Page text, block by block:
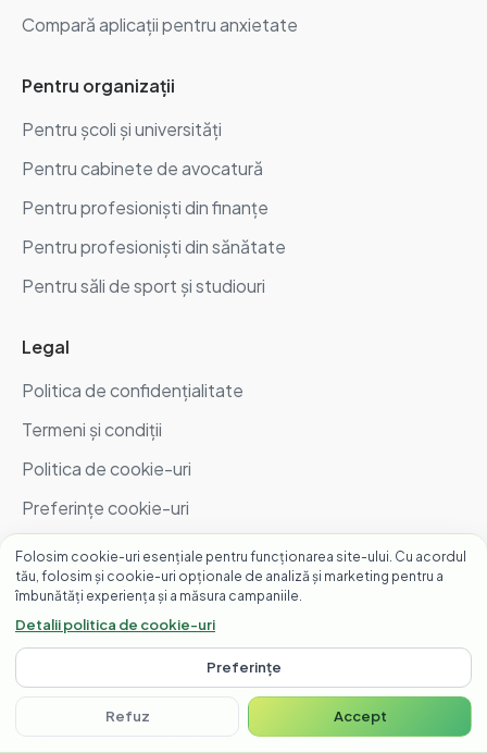
Compară aplicații pentru anxietate
Pentru organizații
Pentru școli și universități
Pentru cabinete de avocatură
Pentru profesioniști din finanțe
Pentru profesioniști din sănătate
Pentru săli de sport și studiouri
Legal
Politica de confidențialitate
Termeni și condiții
Politica de cookie-uri
Preferințe cookie-uri
Șterge contul
Asistență
Anima Felix este un companion de wellness, nu un serviciu de
urgență. Dacă ești în pericol imediat, sună la numărul local de
urgență. În România, poți suna gratuit la Telefonul Verde
Folosim cookie-uri esențiale pentru funcționarea site-ului. Cu acordul
tău, folosim și cookie-uri opționale de analiză și marketing pentru a
îmbunătăți experiența și a măsura campaniile.
Detalii politica de cookie-uri
Preferințe
Refuz Accept